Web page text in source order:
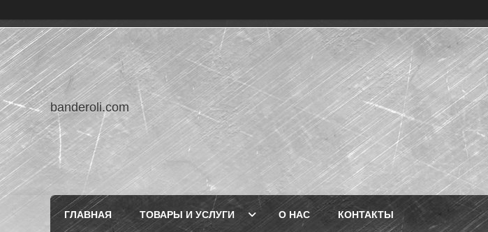
banderoli.com
ГЛАВНАЯ ТОВАРЫ И УСЛУГИ О НАС КОНТАКТЫ